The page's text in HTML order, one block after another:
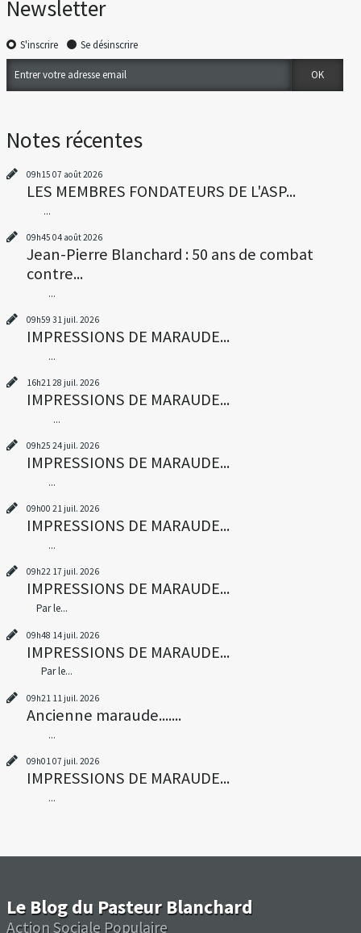
Newsletter
S'inscrire Se désinscrire
Notes récentes
09h15 07 août 2026
LES MEMBRES FONDATEURS DE L'ASP...
...
09h45 04 août 2026
Jean-Pierre Blanchard : 50 ans de combat
contre...
...
09h59 31 juil. 2026
IMPRESSIONS DE MARAUDE...
...
16h2128 juil. 2026
IMPRESSIONS DE MARAUDE...
...
09h25 24 juil. 2026
IMPRESSIONS DE MARAUDE...
...
09h00 21 juil. 2026
IMPRESSIONS DE MARAUDE...
...
09h22 17 juil. 2026
IMPRESSIONS DE MARAUDE...
Par le...
09h48 14 juil. 2026
IMPRESSIONS DE MARAUDE...
Par le...
09h21 11 juil. 2026
Ancienne maraude.......
...
09h01 07 juil. 2026
IMPRESSIONS DE MARAUDE...
...
Le Blog du Pasteur Blanchard
Action Sociale Populaire